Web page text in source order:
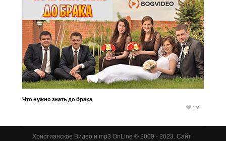
Что нужно знать до брака
59
Христианское Видео и mp3 OnLine © 2009 - 2023. Сайт